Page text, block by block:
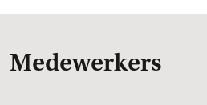
Medewerkers